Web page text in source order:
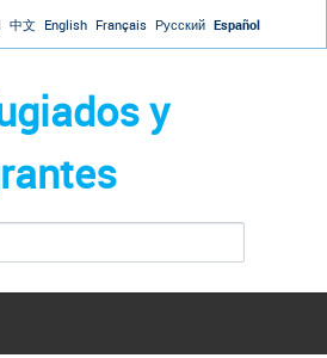
to navigation
中文 English Français Русский Español
y